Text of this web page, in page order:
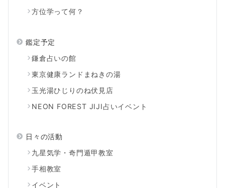
方位学って何？
鑑定予定
鎌倉占いの館
東京健康ランドまねきの湯
玉光湯ひじりのね伏見店
NEON FOREST JIJI占いイベント
日々の活動
九星気学・奇門遁甲教室
手相教室
イベント